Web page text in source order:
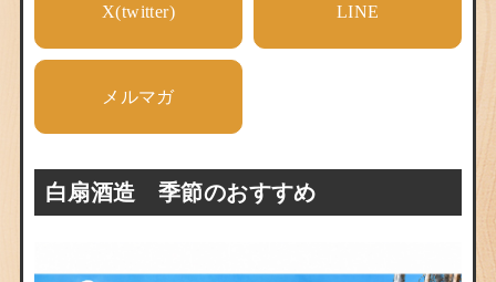
X(twitter) LINE
メルマガ
白扇酒造 季節のおすすめ